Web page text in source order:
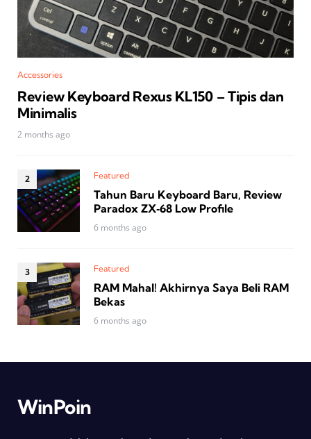
Accessories
Review Keyboard Rexus KL150 – Tipis dan
Minimalis
2 months ago
Featured
Tahun Baru Keyboard Baru, Review
Paradox ZX‑68 Low Profile
6 months ago
Featured
RAM Mahal! Akhirnya Saya Beli RAM
Bekas
6 months ago
WinPoin